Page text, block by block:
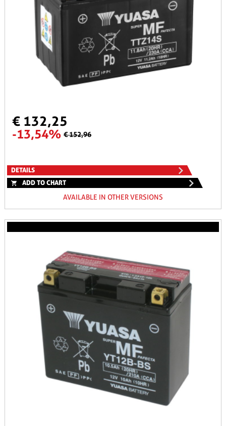
€ 132,25
-13,54% € 152,96
DETAILS
ADD TO CHART
AVAILABLE IN OTHER VERSIONS